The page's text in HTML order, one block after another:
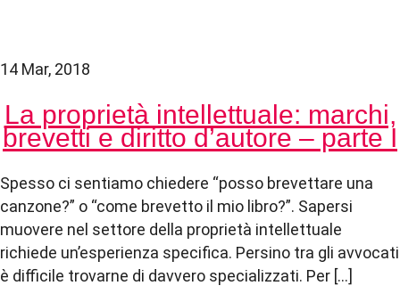
14 Mar, 2018
La proprietà intellettuale: marchi,
brevetti e diritto d’autore – parte I
Spesso ci sentiamo chiedere “posso brevettare una
canzone?” o “come brevetto il mio libro?”. Sapersi
muovere nel settore della proprietà intellettuale
richiede un’esperienza specifica. Persino tra gli avvocati
è difficile trovarne di davvero specializzati. Per […]